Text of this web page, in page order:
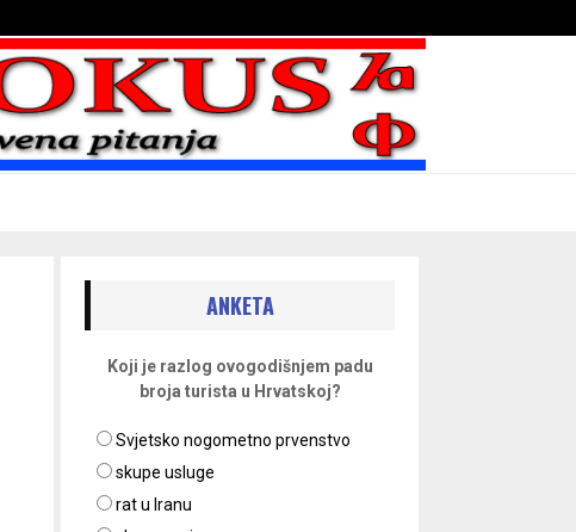
ANKETA
Koji je razlog ovogodišnjem padu
broja turista u Hrvatskoj?
Svjetsko nogometno prvenstvo
skupe usluge
rat u Iranu